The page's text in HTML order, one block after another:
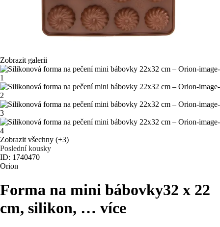
Zobrazit galerii
Zobrazit všechny (+3)
Poslední kousky
ID: 1740470
Orion
Forma na mini bábovky32 x 22
cm, silikon, … více